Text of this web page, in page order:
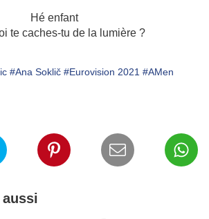
Hé enfant
te caches-tu de la lumière ?
#Ana Soklič #Eurovision 2021 #AMen
aussi